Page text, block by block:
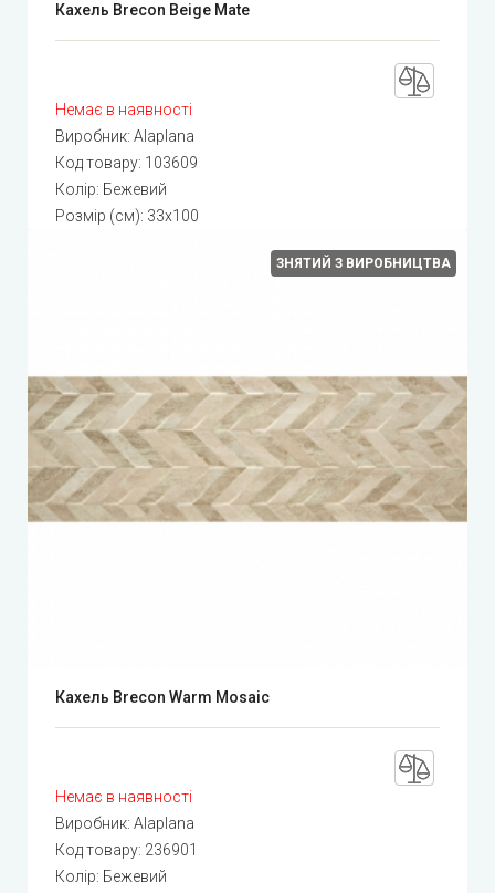
Кахель Brecon Beige Mate
Немає в наявності
Виробник: Alaplana
Код товару: 103609
Колір: Бежевий
Розмір (см): 33x100
ЗНЯТИЙ З ВИРОБНИЦТВА
Кахель Brecon Warm Mosaic
Немає в наявності
Виробник: Alaplana
Код товару: 236901
Колір: Бежевий